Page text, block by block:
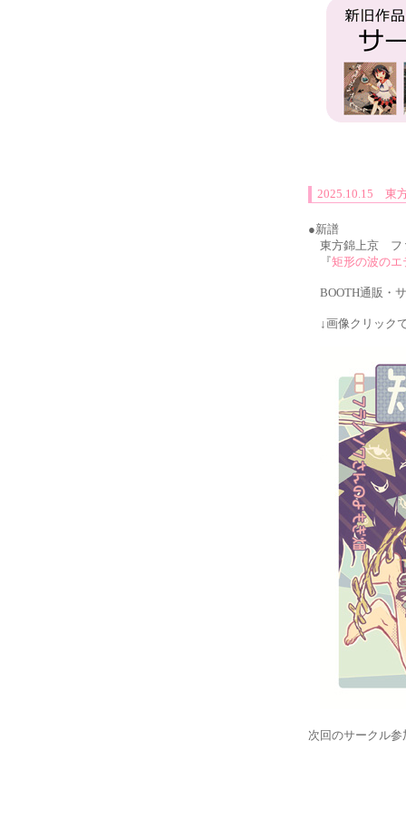
2025.10.15 東
●新譜
東方錦上京 フ
『矩形の波のエ
BOOTH通販・
↓画像クリック
次回のサークル